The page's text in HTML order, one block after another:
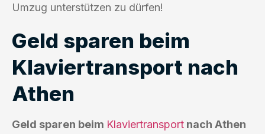
Umzug unterstützen zu dürfen!
Geld sparen beim
Klaviertransport nach
Athen
Geld sparen beim Klaviertransport nach Athen